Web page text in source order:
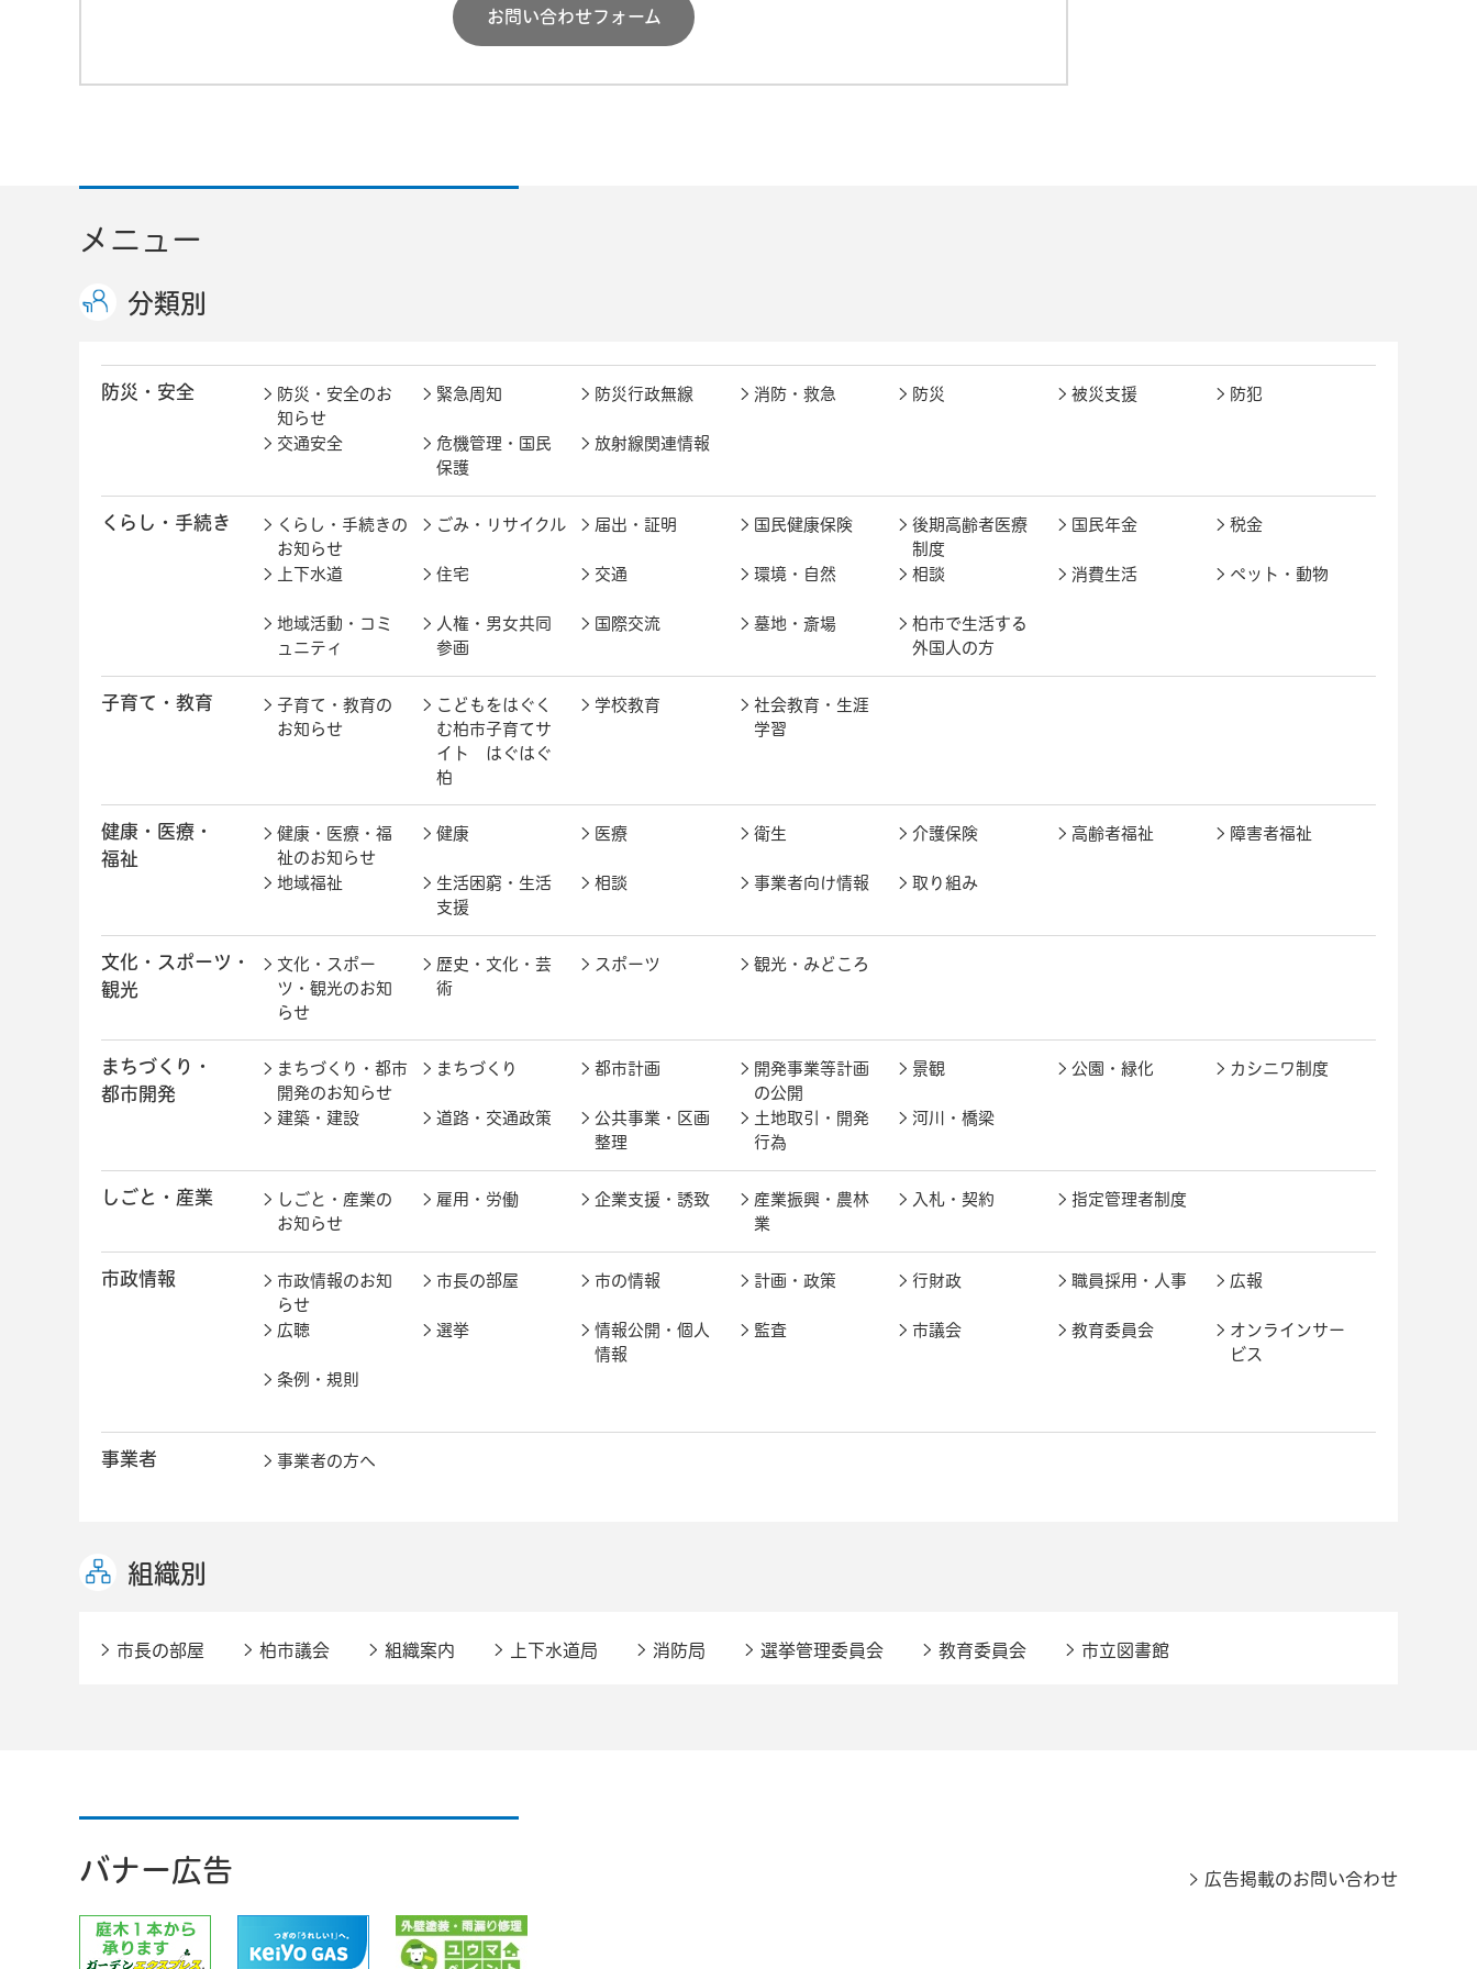
お問い合わせフォーム
メニュー
分類別
防災・安全
防災・安全のお
知らせ
緊急周知 防災行政無線 消防・救急 防災 被災支援 防犯
交通安全
危機管理・国民
保護
放射線関連情報
くらし・手続き
くらし・手続きの
お知らせ
ごみ・リサイクル 届出・証明 国民健康保険
後期高齢者医療
制度
国民年金 税金
上下水道 住宅 交通 環境・自然 相談 消費生活 ペット・動物
地域活動・コミ
ュニティ
人権・男女共同
参画
国際交流 墓地・斎場
柏市で生活する
外国人の方
子育て・教育
子育て・教育の
お知らせ
こどもをはぐく
む柏市子育てサ
イト はぐはぐ
柏
学校教育
社会教育・生涯
学習
健康・医療・
福祉
健康・医療・福
祉のお知らせ
健康 医療 衛生 介護保険 高齢者福祉 障害者福祉
地域福祉
生活困窮・生活
支援
相談 事業者向け情報 取り組み
文化・スポーツ・
観光
文化・スポー
ツ・観光のお知
らせ
歴史・文化・芸
術
スポーツ 観光・みどころ
まちづくり・
都市開発
まちづくり・都市
開発のお知らせ
まちづくり 都市計画
開発事業等計画
の公開
景観 公園・緑化 カシニワ制度
建築・建設 道路・交通政策
公共事業・区画
整理
土地取引・開発
行為
河川・橋梁
しごと・産業
しごと・産業の
お知らせ
雇用・労働 企業支援・誘致
産業振興・農林
業
入札・契約 指定管理者制度
市政情報
市政情報のお知
らせ
市長の部屋 市の情報 計画・政策 行財政 職員採用・人事 広報
広聴 選挙
情報公開・個人
情報
監査 市議会 教育委員会
オンラインサー
ビス
条例・規則
事業者 事業者の方へ
組織別
市長の部屋 柏市議会 組織案内 上下水道局 消防局 選挙管理委員会 教育委員会 市立図書館
バナー広告 広告掲載のお問い合わせ